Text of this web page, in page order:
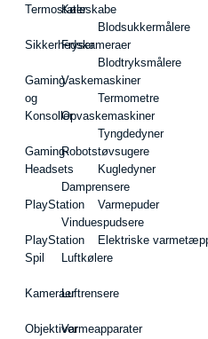
Termostater
Sikkerhedskameraer
Gaming
og
Konsoller
Gaming-
Headsets
PlayStation
PlayStation
Spil
Kameraer
Objektiver
Køleskabe
Fryser
Vaskemaskiner
Opvaskemaskiner
Robotstøvsugere
Damprensere
Vinduespudsere
Luftkølere
Luftrensere
Varmeapparater
Blodsukkermålere
Blodtryksmålere
Termometre
Tyngdedyner
Kugledyner
Varmepuder
Elektriske